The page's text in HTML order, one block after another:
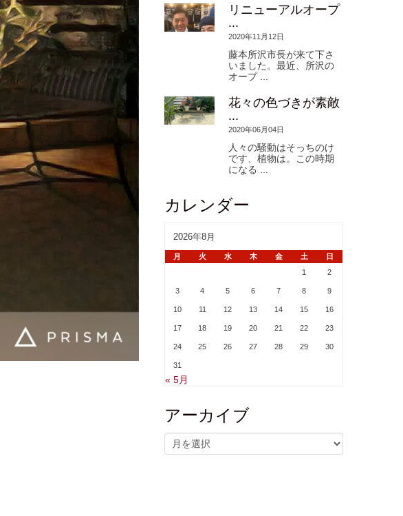
リニューアルオープ
...
2020年11月12日
藤本所沢市長が来て下さ
いました。最近、所沢の
オープ ...
花々の色づきが素敵
...
2020年06月04日
人々の騒動はそっちのけ
です、植物は。この時期
になる ...
カレンダー
2026年8月
月 火 水 木 金 土
日
1
2
3 4 5 6 7 8 9
10 11 12 13 14 15 16
17 18 19 20 21 22 23
24 25 26 27 28 29 30
31
« 5月
アーカイブ